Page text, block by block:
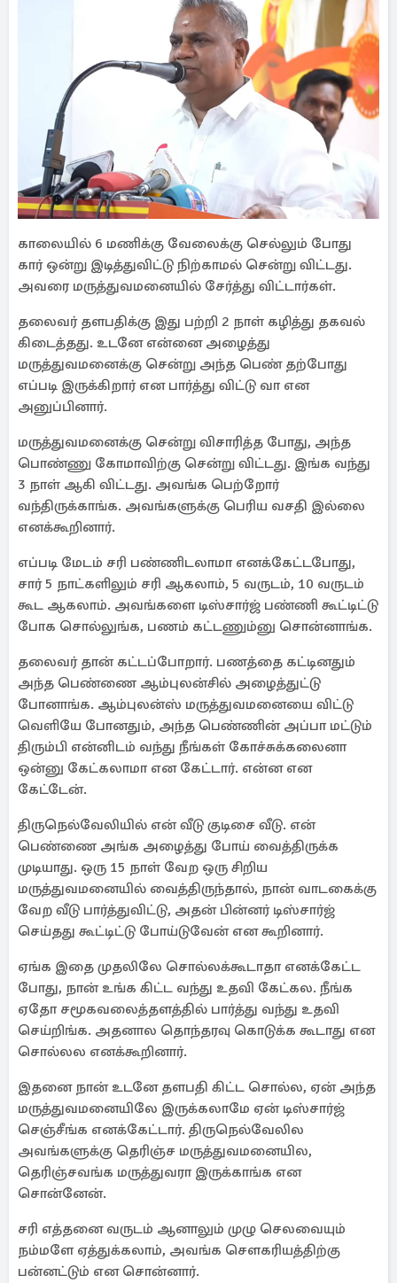
காலையில் 6 மணிக்கு வேலைக்கு செல்லும் போது
கார் ஒன்று இடித்துவிட்டு நிற்காமல் சென்று விட்டது.
அவரை மருத்துவமனையில் சேர்த்து விட்டார்கள்.
தலைவர் தளபதிக்கு இது பற்றி 2 நாள் கழித்து தகவல்
கிடைத்தது. உடனே என்னை அழைத்து
மருத்துவமனைக்கு சென்று அந்த பெண் தற்போது
எப்படி இருக்கிறார் என பார்த்து விட்டு வா என
அனுப்பினார்.
மருத்துவமனைக்கு சென்று விசாரித்த போது, அந்த
பொண்ணு கோமாவிற்கு சென்று விட்டது. இங்க வந்து
3 நாள் ஆகி விட்டது. அவங்க பெற்றோர்
வந்திருக்காங்க. அவங்களுக்கு பெரிய வசதி இல்லை
எனக்கூறினார்.
எப்படி மேடம் சரி பண்ணிடலாமா எனக்கேட்டபோது,
சார் 5 நாட்களிலும் சரி ஆகலாம், 5 வருடம், 10 வருடம்
கூட ஆகலாம். அவங்களை டிஸ்சார்ஜ் பண்ணி கூட்டிட்டு
போக சொல்லுங்க, பணம் கட்டணும்னு சொன்னாங்க.
தலைவர் தான் கட்டப்போறார். பணத்தை கட்டினதும்
அந்த பெண்ணை ஆம்புலன்சில் அழைத்துட்டு
போனாங்க. ஆம்புலன்ஸ் மருத்துவமனையை விட்டு
வெளியே போனதும், அந்த பெண்ணின் அப்பா மட்டும்
திரும்பி என்னிடம் வந்து நீங்கள் கோச்சுக்கலைனா
ஒன்னு கேட்கலாமா என கேட்டார். என்ன என
கேட்டேன்.
திருநெல்வேலியில் என் வீடு குடிசை வீடு. என்
பெண்ணை அங்க அழைத்து போய் வைத்திருக்க
முடியாது. ஒரு 15 நாள் வேற ஒரு சிறிய
மருத்துவமனையில் வைத்திருந்தால், நான் வாடகைக்கு
வேற வீடு பார்த்துவிட்டு, அதன் பின்னர் டிஸ்சார்ஜ்
செய்தது கூட்டிட்டு போய்டுவேன் என கூறினார்.
ஏங்க இதை முதலிலே சொல்லக்கூடாதா எனக்கேட்ட
போது, நான் உங்க கிட்ட வந்து உதவி கேட்கல. நீங்க
ஏதோ சமூகவலைத்தளத்தில் பார்த்து வந்து உதவி
செய்றிங்க. அதனால தொந்தரவு கொடுக்க கூடாது என
சொல்லல எனக்கூறினார்.
இதனை நான் உடனே தளபதி கிட்ட சொல்ல, ஏன் அந்த
மருத்துவமனையிலே இருக்கலாமே ஏன் டிஸ்சார்ஜ்
செஞ்சீங்க எனக்கேட்டார். திருநெல்வேலில
அவங்களுக்கு தெரிஞ்ச மருத்துவமனையில,
தெரிஞ்சவங்க மருத்துவரா இருக்காங்க என
சொன்னேன்.
சரி எத்தனை வருடம் ஆனாலும் முழு செலவையும்
நம்மளே ஏத்துக்கலாம், அவங்க சௌகரியத்திற்கு
பன்னட்டும் என சொன்னார்.